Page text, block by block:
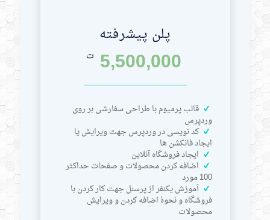
پلن پیشرفته
5,500,000 ت
قالب پرمیوم با طراحی سفارشی بر روی
وردپرس
کد نویسی در وردپرس جهت ویرایش یا
ایجاد فانکشن ها
ایجاد فروشگاه آنلاین
اضافه کردن محصولات و صفحات حداکثر
100 مورد
آموزش یکنفر از پرسنل جهت کار کردن با
فروشگاه و نحوۀ اضافه کردن و ویرایش
محصولات